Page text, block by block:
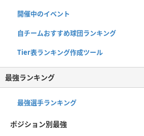
開催中のイベント
自チームおすすめ球団ランキング
Tier表ランキング作成ツール
最強ランキング
最強選手ランキング
ポジション別最強